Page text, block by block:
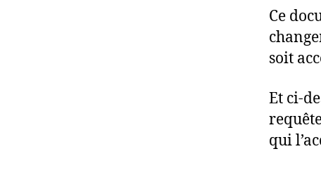
Ce
soit
Et ci-
qui